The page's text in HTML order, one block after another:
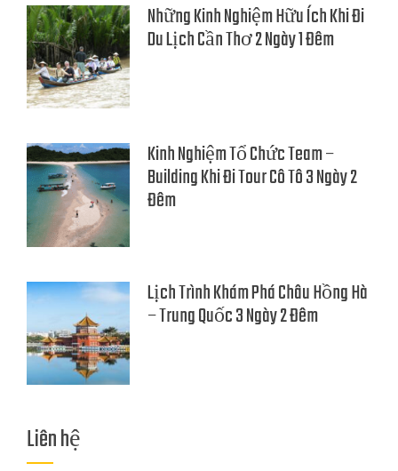
Những Kinh Nghiệm Hữu Ích Khi Đi
Du Lịch Cần Thơ 2 Ngày 1 Đêm
Kinh Nghiệm Tổ Chức Team –
Building Khi Đi Tour Cô Tô 3 Ngày 2
Đêm
Lịch Trình Khám Phá Châu Hồng Hà
– Trung Quốc 3 Ngày 2 Đêm
Liên hệ